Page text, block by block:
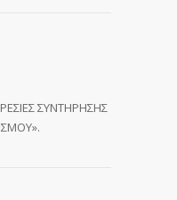
ΣΥΝΤΗΡΗΣΗΣ